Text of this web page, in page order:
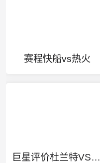
赛程快船vs热火
巨星评价杜兰特VS詹姆斯